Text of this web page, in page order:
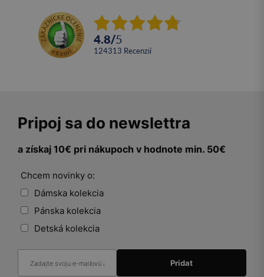
4.8/5
124313 recenzií
Pripoj sa do newslettra
a získaj 10€ pri nákupoch v hodnote min. 50€
Chcem novinky o:
Dámska kolekcia
Pánska kolekcia
Detská kolekcia